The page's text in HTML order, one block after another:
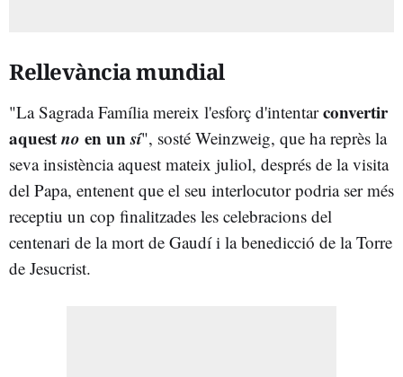
Rellevància mundial
"La Sagrada Família mereix l'esforç d'intentarconvertir
aquestno en unsí", sosté Weinzweig, que ha reprès la
seva insistència aquest mateix juliol, després de la visita
del Papa, entenent que el seu interlocutor podria ser més
receptiu un cop finalitzades les celebracions del
centenari de la mort de Gaudí i la benedicció de la Torre
de Jesucrist.